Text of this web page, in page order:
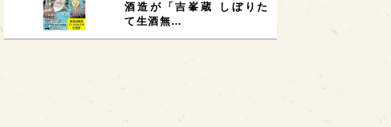
酒造が「吉峯蔵 しぼりた
て生酒無…